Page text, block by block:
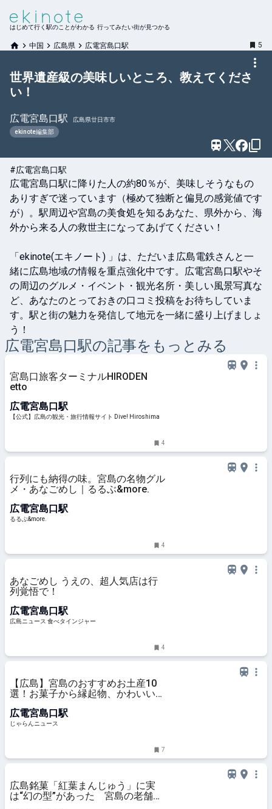
はじめて行く駅のことがわかる 行ってみたい街が見つかる
中国 広島県 広電宮島口駅 5
世界遺産級の美味しいところ、教えてくださ
い！
広電宮島口駅
広島県廿日市市
ekinote編集部
#広電宮島口駅
広電宮島口駅に降りた人の約80％が、美味しそうなもの
ありすぎで迷っています（極めて独断と偏見の感覚値です
が）。駅周辺や宮島の美食処を知るあなた、県外から、海
外から来る人の救世主になってあげてください！
「ekinote(エキノート) 」は、ただいま広島電鉄さんと一
緒に広島地域の情報を重点強化中です。広電宮島口駅やそ
の周辺のグルメ・イベント・観光名所・美しい風景写真な
ど、あなたのとっておきの口コミ投稿をお待ちしていま
す。駅と街の魅力を発信して地元を一緒に盛り上げましょ
う！
広電宮島口駅の記事をもっとみる
宮島口旅客ターミナルHIRODEN
etto
広電宮島口駅
【公式】広島の観光・旅行情報サイト Dive! Hiroshima
4
行列にも納得の味。宮島の名物グル
メ・あなごめし｜るるぶ&more.
広電宮島口駅
るるぶ&more.
4
あなごめし うえの、超人気店は行
列覚悟で！
広電宮島口駅
広島ニュース 食べタインジャー
4
【広島】宮島のおすすめお土産10
選！お菓子から縁起物、かわいい雑
ース
広電宮島口駅
じゃらんニュース
7
広島銘菓「紅葉まんじゅう」に実
は“幻の型”があった 宮島の老舗旅